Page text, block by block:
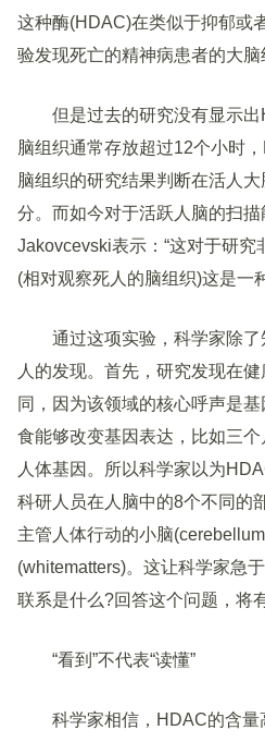
这种酶(HDAC)在类似于抑郁或
验发现死亡的精神病患者的大
但是过去的研究没有显示出
脑组织通常存放超过12个小时
脑组织的研究结果判断在活人
分。而如今对于活跃人脑的扫
Jakovcevski表示：“这对于研
(相对观察死人的脑组织)这是一
通过这项实验，科学家除了
人的发现。首先，研究发现在
同，因为该领域的核心呼声是
食能够改变基因表达，比如三
人体基因。所以科学家以为
科研人员在人脑中的8个不同的
主管人体行动的小脑
(whitematters)。这让科学家急
联系是什么?回答这个问题，将
“看到”不代表“读懂”
科学家相信，HDAC的含量